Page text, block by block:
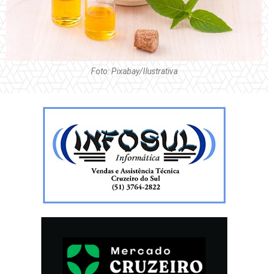
Foto: Pixabay/Ilustrativa